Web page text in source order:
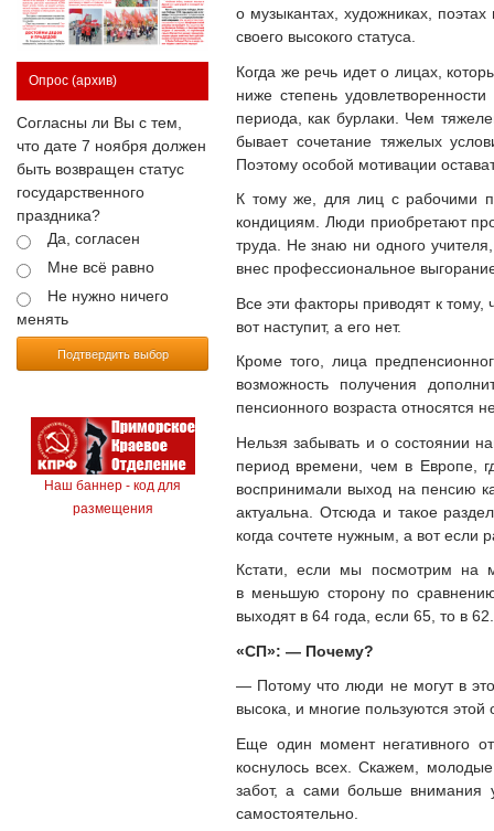
Опрос (архив)
Согласны ли Вы с тем,
что дате 7 ноября должен
быть возвращен статус
государственного
праздника?
Да, согласен
Мне всё равно
Не нужно ничего
менять
Подтвердить выбор
Наш баннер - код для
размещения
о музыкантах, художниках,
своего высокого статуса.
Когда же речь идет о лицах,
ниже степень
периода, как бурлаки. Чем
бывает сочетание тяжелых
Поэтому особой мотивации
К тому же, для лиц с рабочими
кондициям. Люди приобретают
труда. Не знаю ни одного
внес профессиональное
Все эти факторы приводят к
вот наступит, а его нет.
Кроме того, лица
возможность получения
пенсионного возраста относятся
Нельзя забывать и о состоянии
период времени, чем в Европе,
воспринимали выход на пенсию
актуальна. Отсюда и такое
когда сочтете нужным, а вот если
Кстати, если мы посмотрим на
в меньшую сторону по
выходят в 64 года, если 65, то в 62.
«СП»: — Почему?
— Потому что люди не могут в
высока, и многие пользуются
Еще один момент негативного
коснулось всех. Скажем,
забот, а сами больше внимания
самостоятельно.